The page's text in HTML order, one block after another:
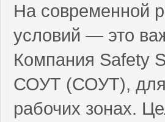
На современной
условий — это
Компания Safety
СОУТ (СОУТ), для
рабочих зонах.